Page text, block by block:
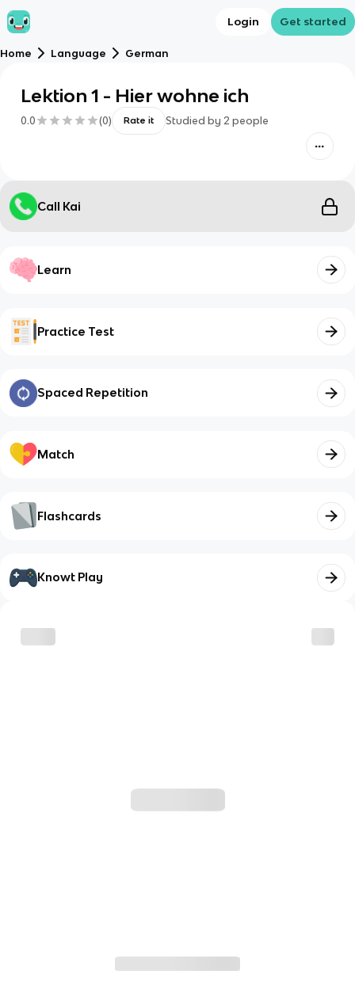
Login Get started
Home Language German
Lektion 1 - Hier wohne ich
0.0 (0) Rate it Studied by 2 people
Call Kai
Learn
Practice Test
Spaced Repetition
Match
Flashcards
Knowt Play